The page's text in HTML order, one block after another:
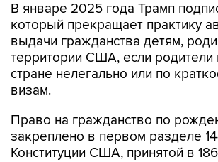
В январе 2025 года Трамп
который прекращает практику
выдачи гражданства детям,
территории США, если родители
стране нелегально или по
визам.
Право на гражданство по
закреплено в первом разделе
Конституции США, принятой в